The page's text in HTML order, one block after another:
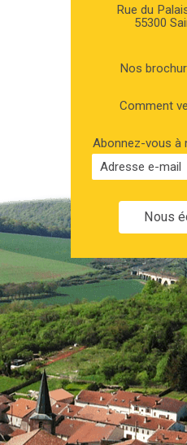
Rue du
55300
Nos
Comment
Abonnez-vous à
Nous